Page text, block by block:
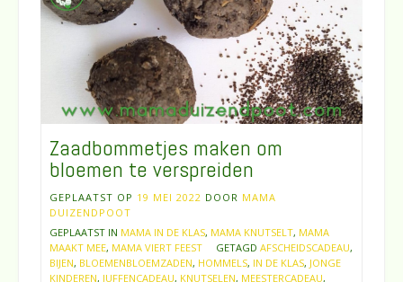
Zaadbommetjes maken om
bloemen te verspreiden
GEPLAATST OP 19 MEI 2022 DOOR MAMA
DUIZENDPOOT
GEPLAATST IN MAMA IN DE KLAS, MAMA KNUTSELT, MAMA
MAAKT MEE, MAMA VIERT FEEST GETAGD AFSCHEIDSCADEAU,
BIJEN, BLOEMENBLOEMZADEN, HOMMELS, IN DE KLAS, JONGE
KINDEREN, JUFFENCADEAU, KNUTSELEN, MEESTERCADEAU,